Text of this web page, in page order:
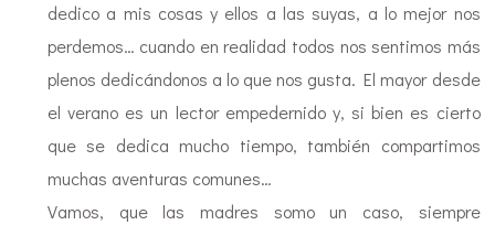
dedico a mis cosas y ellos a las suyas, a lo mejor nos
perdemos… cuando en realidad todos nos sentimos más
plenos dedicándonos a lo que nos gusta. El mayor desde
el verano es un lector empedernido y, si bien es cierto
que se dedica mucho tiempo, también compartimos
muchas aventuras comunes…
Vamos, que las madres somo un caso, siempre